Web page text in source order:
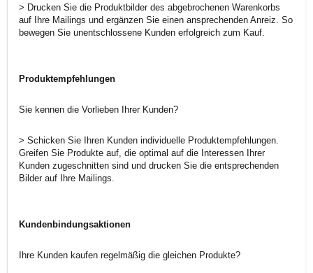
> Drucken Sie die Produktbilder des abgebrochenen Warenkorbs
auf Ihre Mailings und ergänzen Sie einen ansprechenden Anreiz. So
bewegen Sie unentschlossene Kunden erfolgreich zum Kauf.
Produktempfehlungen
Sie kennen die Vorlieben Ihrer Kunden?
> Schicken Sie Ihren Kunden individuelle Produktempfehlungen.
Greifen Sie Produkte auf, die optimal auf die Interessen Ihrer
Kunden zugeschnitten sind und drucken Sie die entsprechenden
Bilder auf Ihre Mailings.
Kundenbindungsaktionen
Ihre Kunden kaufen regelmäßig die gleichen Produkte?